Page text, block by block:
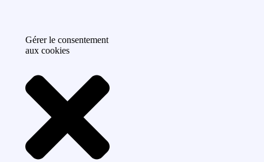
Gérer le consentement
aux cookies